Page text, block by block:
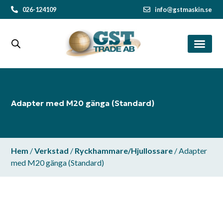
026-124109 info@gstmaskin.se
Adapter med M20 gänga (Standard)
Hem /Verkstad / Ryckhammare/Hjullossare / Adapter
med M20 gänga (Standard)